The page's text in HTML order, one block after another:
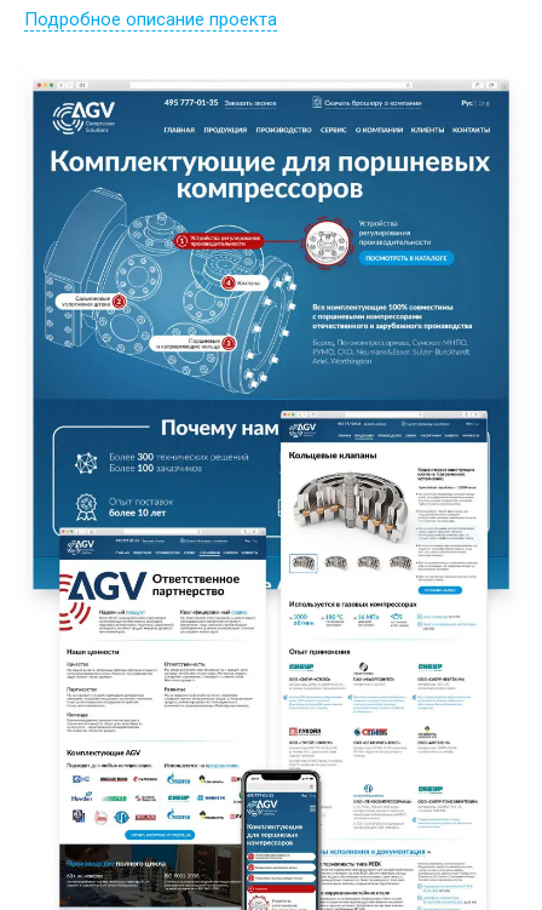
Подробное описание проекта